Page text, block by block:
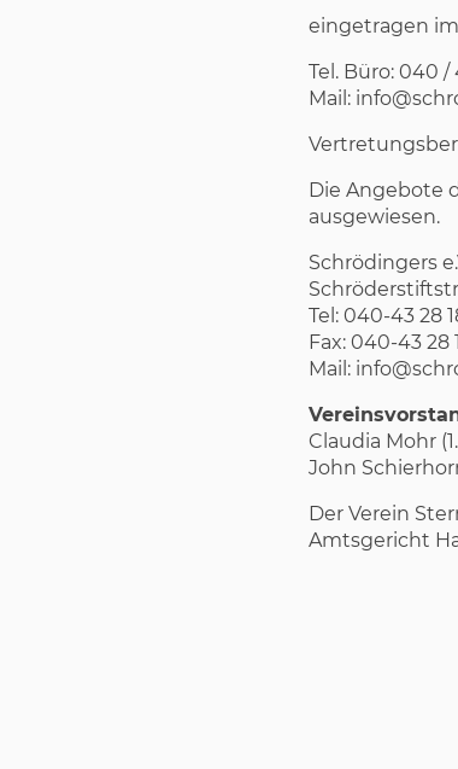
eingetragen
Tel. Büro: 040 /
Mail:
Die Angebote
ausgewiesen.
Schrödingers
Tel: 040-43 28
Fax: 040-43 28
Mail:
Claudia Mohr
John
Der Verein
Amtsgericht